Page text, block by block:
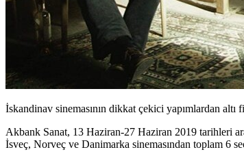
İskandinav sinemasının dikkat çekici yapımlardan
Akbank Sanat, 13 Haziran-27 Haziran 2019 tarihleri
İsveç, Norveç ve Danimarka sinemasından toplam 6